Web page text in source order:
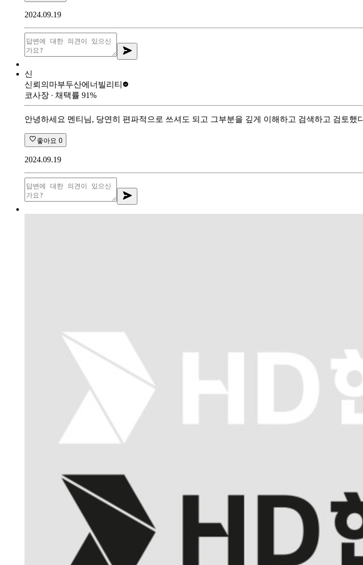
2024.09.19
신
신뢰의마부두산에너빌리티
코사장 ∙ 채택률 91%
안녕하세요 멘티님, 당연히 편파적으로 쓰셔도 되고 그부분을 깊게 이해하고 검색하고 검토
좋아요 0
2024.09.19